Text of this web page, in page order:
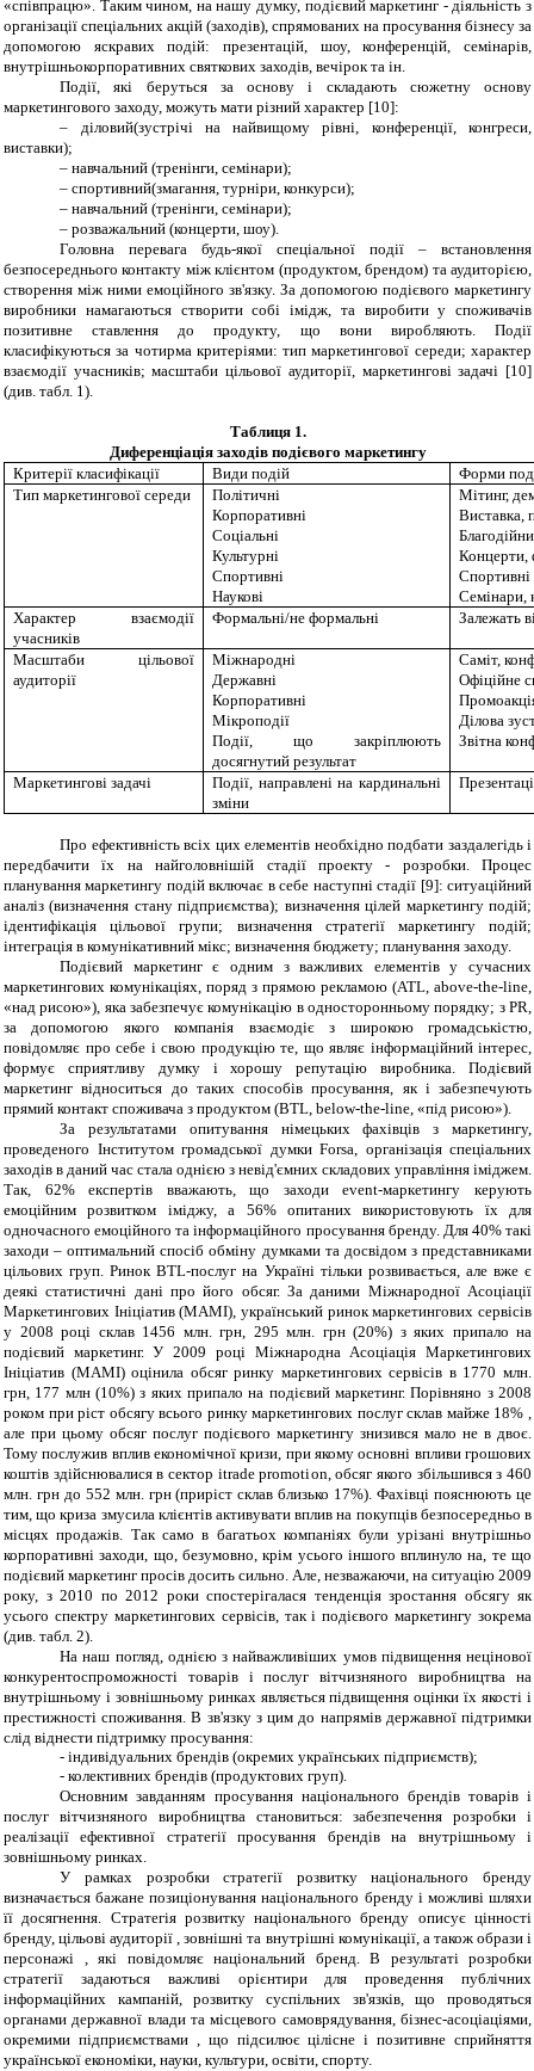
«співпрацю». Таким чином, на нашу думку, подієвий маркетинг - діяльність з
організації спеціальних акцій (заходів), спрямованих на просування бізнесу за
допомогою яскравих подій: презентацій, шоу, конференцій, семінарів,
внутрішньокорпоративних святкових заходів, вечірок та ін.
Події, які беруться за основу і складають сюжетну основу
маркетингового заходу, можуть мати різний характер [10]:
– діловий(зустрічі на найвищому рівні, конференції,конгреси,
виставки);
– навчальний (тренінги,семінари);
– спортивний(змагання,турніри,конкурси);
– навчальний (тренінги,семінари);
– розважальний (концерти, шоу).
Головна перевага будь-якої спеціальної події – встановлення
безпосереднього контакту між клієнтом (продуктом, брендом) та аудиторією,
створення між ними емоційного зв'язку. За допомогою подієвого маркетингу
виробники намагаються створити собі імідж, та виробити у споживачів
позитивне ставлення до продукту, що вони виробляють. Події
класифікуються за чотирма критеріями: тип маркетингової середи; характер
взаємодії учасників; масштаби цільової аудиторії, маркетингові задачі [10]
(див. табл. 1).
Таблиця 1.
Диференціація заходів подієвого маркетингу
Критерії класифікації
Види подій
Форми
Тип маркетингової середи
Політичні
Корпоративні
Соціальні
Культурні
Спортивні
Наукові
Мітинг,
Виставка,
Концерти,
Спортивні
Семінари,
Характер взаємодії
учасників
Формальні/не формальні Залежать
Масштаби цільової
аудиторії
Міжнародні
Державні
Корпоративні
Мікроподії
Події, що закріплюють
досягнутий результат
Саміт,
Офіційне
Ділова
Звітна
Маркетингові задачі
Події, направлені на кардинальні
зміни
Про ефективність всіх цих елементів необхідно подбати заздалегідь і
передбачити їх на найголовнішій стадії проекту - розробки. Процес
планування маркетингу подій включає в себе наступні стадії [9]: ситуаційний
аналіз (визначення стану підприємства); визначення цілей маркетингу подій;
ідентифікація цільової групи; визначення стратегії маркетингу подій;
інтеграція в комунікативний мікс; визначення бюджету; планування заходу.
Подієвий маркетинг є одним з важливих елементів у сучасних
маркетингових комунікаціях, поряд з прямою рекламою (ATL, above-the-line,
«над рисою»), яка забезпечує комунікацію в односторонньому порядку; з PR,
за допомогою якого компанія взаємодіє з широкою громадськістю,
повідомляє про себе і свою продукцію те, що являє інформаційний інтерес,
формує сприятливу думку і хорошу репутацію виробника. Подієвий
маркетинг відноситься до таких способів просування, як і забезпечують
прямий контакт споживача з продуктом (BTL, below-the-line, «під рисою»).
За результатами опитування німецьких фахівців з маркетингу,
проведеного Інститутом громадської думки Forsa, організація спеціальних
заходів в даний час стала однією з невід'ємних складових управління іміджем.
Так, 62% експертів вважають, що заходи event-маркетингу керують
емоційним розвитком іміджу, а 56% опитаних використовують їх для
одночасного емоційного та інформаційного просування бренду. Для 40% такі
заходи – оптимальний спосіб обміну думками та досвідом з представниками
цільових груп. Ринок BTL-послуг на Україні тільки розвивається, але вже є
деякі статистичні дані про його обсяг. За даними Міжнародної Асоціації
Маркетингових Ініціатив (МАМІ), український ринок маркетингових сервісів
у 2008 році склав 1456 млн. грн, 295 млн. грн (20%) з яких припало на
подієвий маркетинг. У 2009 році Міжнародна Асоціація Маркетингових
Ініціатив (МАМІ) оцінила обсяг ринку маркетингових сервісів в 1770 млн.
грн, 177 млн (10%) з яких припало на подієвий маркетинг. Порівняно з 2008
роком при ріст обсягу всього ринку маркетингових послуг склав майже 18% ,
але при цьому обсяг послуг подієвого маркетингу знизився мало не в двоє.
Тому послужив вплив економічної кризи, при якому основні впливи грошових
коштів здійснювалися в сектор іtrade promotion, обсяг якого збільшився з 460
млн. грн до 552 млн. грн (приріст склав близько 17%). Фахівці пояснюють це
тим, що криза змусила клієнтів активувати вплив на покупців безпосередньо в
місцях продажів. Так само в багатьох компаніях були урізані внутрішньо
корпоративні заходи, що, безумовно, крім усього іншого вплинуло на, те що
подієвий маркетинг просів досить сильно. Але, незважаючи, на ситуацію 2009
року, з 2010 по 2012 роки спостерігалася тенденція зростання обсягу як
усього спектру маркетингових сервісів, так і подієвого маркетингу зокрема
(див. табл. 2).
На наш погляд, однією з найважливіших умов підвищення нецінової
конкурентоспроможності товарів і послуг вітчизняного виробництва на
внутрішньому і зовнішньому ринках являється підвищення оцінки їх якості і
престижності споживання. В зв'язку з цим до напрямів державної підтримки
слід віднести підтримку просування:
-індивідуальних брендів (окремих українських підприємств);
-колективних брендів (продуктових груп).
Основним завданням просування національного брендів товарів і
послуг вітчизняного виробництва становиться: забезпечення розробки і
реалізації ефективної стратегії просування брендів на внутрішньому і
зовнішньому ринках.
У рамках розробки стратегії розвитку національного бренду
визначається бажане позиціонування національного бренду і можливі шляхи
її досягнення. Стратегія розвитку національного бренду описує цінності
бренду, цільові аудиторії , зовнішні та внутрішні комунікації, а також образи і
персонажі , які повідомляє національний бренд. В результаті розробки
стратегії задаються важливі орієнтири для проведення публічних
інформаційних кампаній, розвитку суспільних зв'язків, що проводяться
органами державної влади та місцевого самоврядування, бізнес-асоціаціями,
окремими підприємствами , що підсилює цілісне і позитивне сприйняття
української економіки, науки, культури, освіти, спорту.